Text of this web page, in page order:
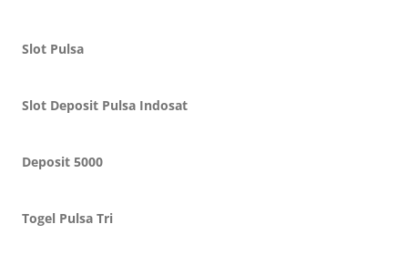
Slot Pulsa
Slot Deposit Pulsa Indosat
Deposit 5000
Togel Pulsa Tri